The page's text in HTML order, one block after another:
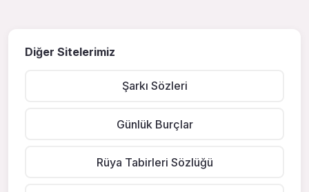
Diğer Sitelerimiz
Şarkı Sözleri
Günlük Burçlar
Rüya Tabirleri Sözlüğü